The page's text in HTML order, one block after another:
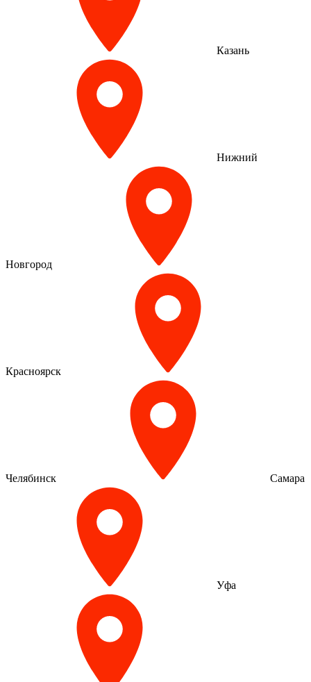
Казань
Нижний
Новгород
Красноярск
Челябинск Самара
Уфа